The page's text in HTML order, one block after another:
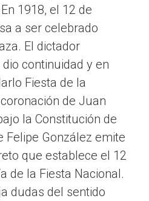
1918, el 12 de
a ser celebrado
El dictador
continuidad y en
Fiesta de la
de Juan
la Constitución de
Felipe González emite
que establece el 12
de la Fiesta Nacional.
dudas del sentido